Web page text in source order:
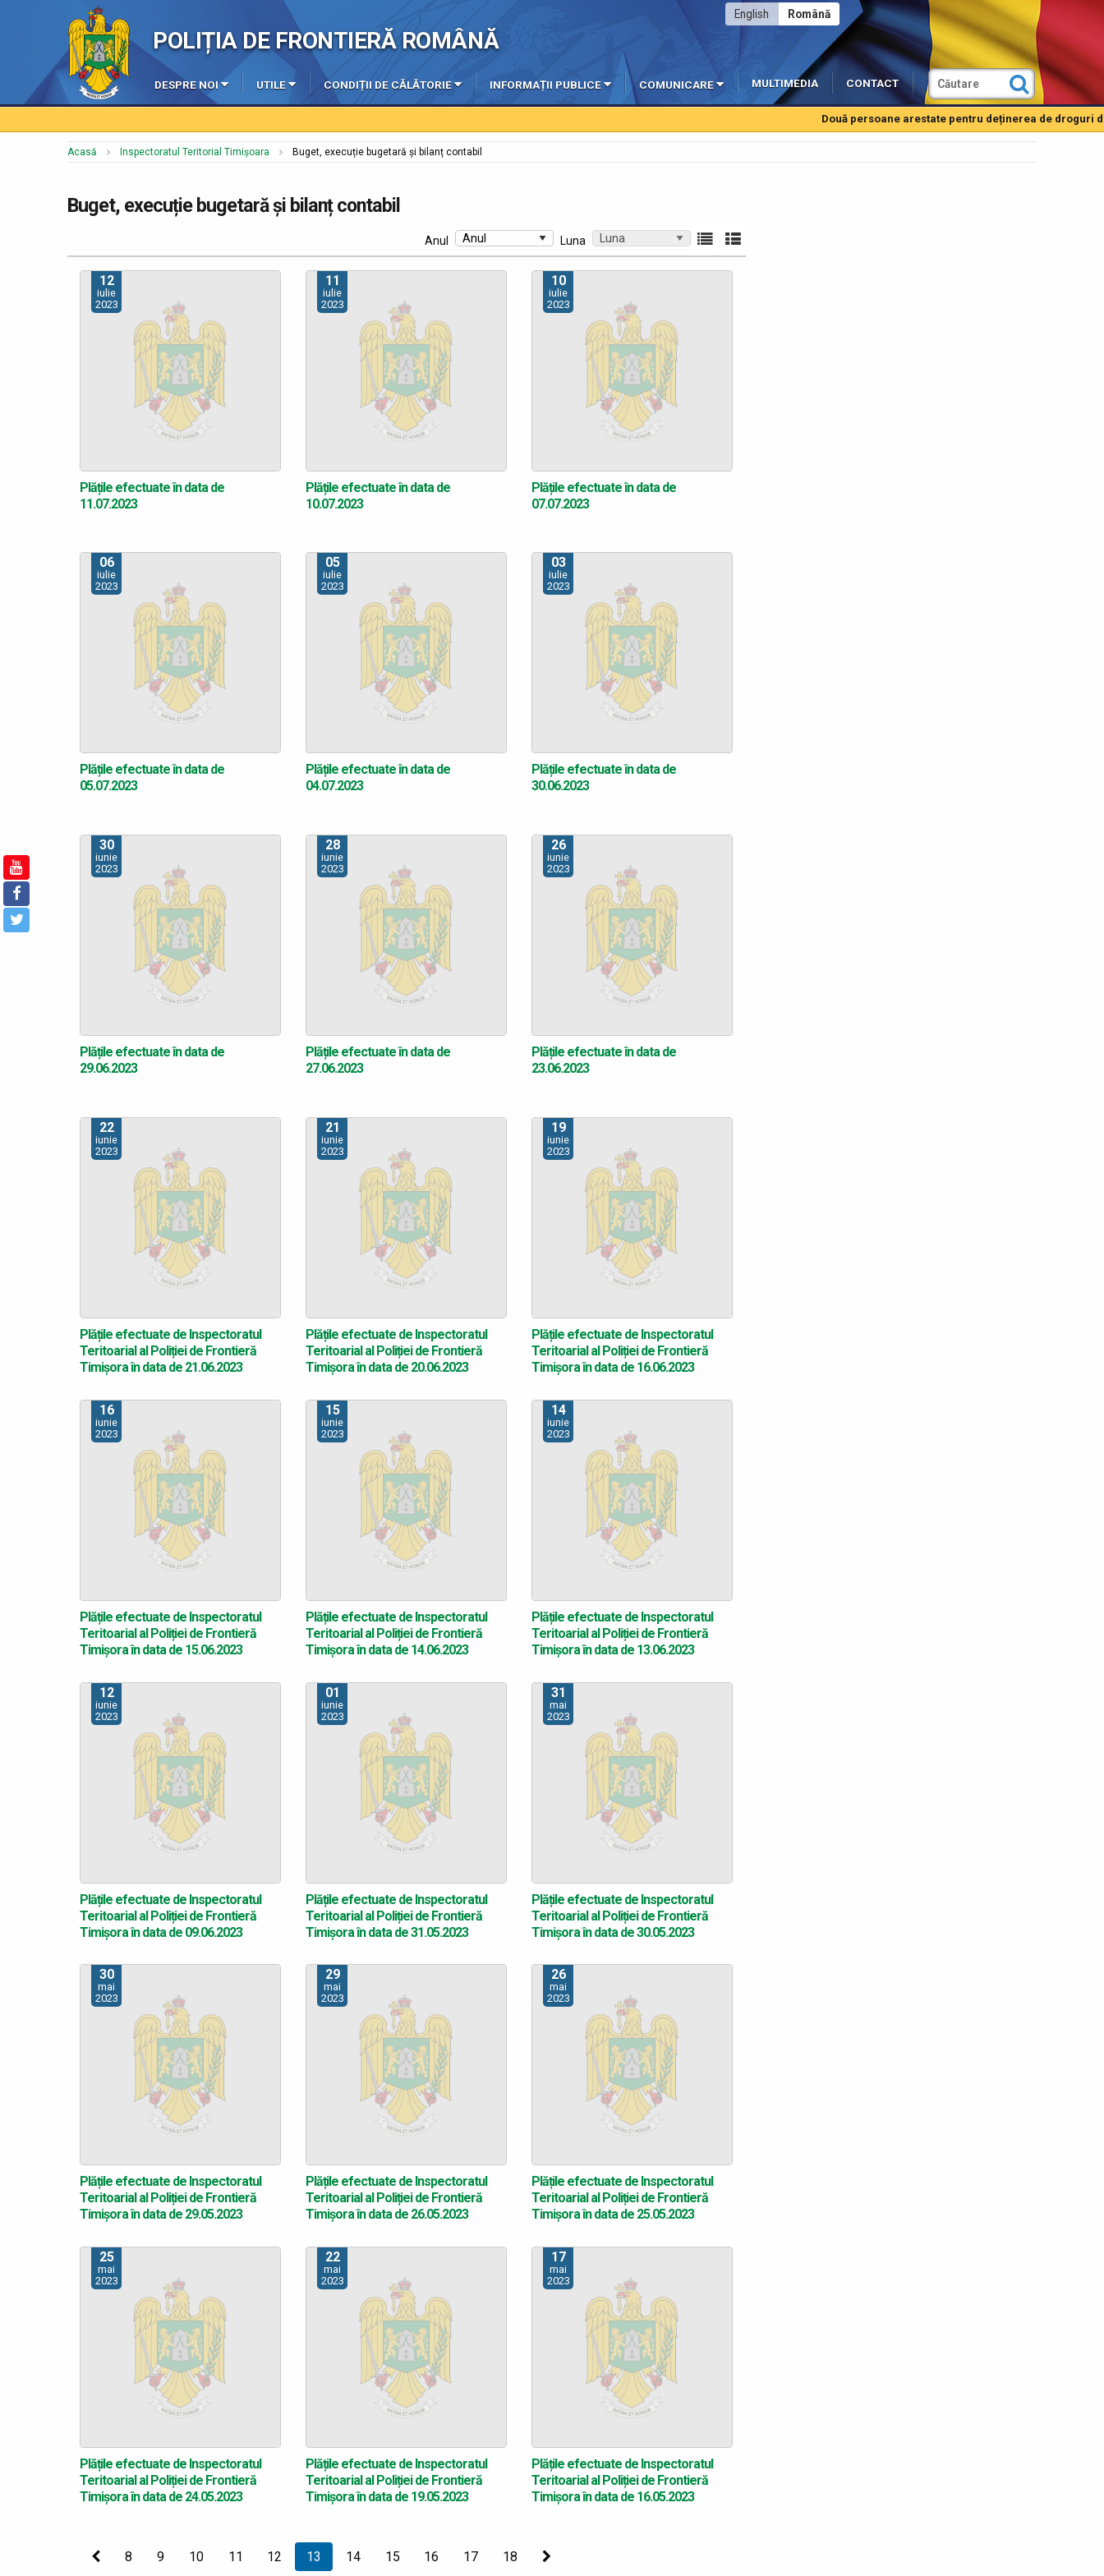
POLIȚIA DE FRONTIERĂ ROMÂNĂ
Română
English
DESPRE NOI UTILE CONDIȚII DE CĂLĂTORIE INFORMAȚII PUBLICE COMUNICARE MULTIMEDIA CONTACT
Două persoane arestate pentru deținerea de droguri de mare
Acasă Inspectoratul Teritorial Timișoara Buget, execuție bugetară și bilanț contabil
Buget, execuție bugetară și bilanț contabil
Luna
Anul
12
iulie
2023
Plățile efectuate în data de
11.07.2023
11
iulie
2023
Plățile efectuate în data de
10.07.2023
10
iulie
2023
Plățile efectuate în data de
07.07.2023
06
iulie
2023
Plățile efectuate în data de
05.07.2023
05
iulie
2023
Plățile efectuate în data de
04.07.2023
03
iulie
2023
Plățile efectuate în data de
30.06.2023
30
iunie
2023
Plățile efectuate în data de
29.06.2023
28
iunie
2023
Plățile efectuate în data de
27.06.2023
26
iunie
2023
Plățile efectuate în data de
23.06.2023
22
iunie
2023
Plățile efectuate de Inspectoratul
Teritoarial al Poliției de Frontieră
Timișora în data de 21.06.2023
21
iunie
2023
Plățile efectuate de Inspectoratul
Teritoarial al Poliției de Frontieră
Timișora în data de 20.06.2023
19
iunie
2023
Plățile efectuate de Inspectoratul
Teritoarial al Poliției de Frontieră
Timișora în data de 16.06.2023
16
iunie
2023
Plățile efectuate de Inspectoratul
Teritoarial al Poliției de Frontieră
Timișora în data de 15.06.2023
15
iunie
2023
Plățile efectuate de Inspectoratul
Teritoarial al Poliției de Frontieră
Timișora în data de 14.06.2023
14
iunie
2023
Plățile efectuate de Inspectoratul
Teritoarial al Poliției de Frontieră
Timișora în data de 13.06.2023
12
iunie
2023
Plățile efectuate de Inspectoratul
Teritoarial al Poliției de Frontieră
Timișora în data de 09.06.2023
01
iunie
2023
Plățile efectuate de Inspectoratul
Teritoarial al Poliției de Frontieră
Timișora în data de 31.05.2023
31
mai
2023
Plățile efectuate de Inspectoratul
Teritoarial al Poliției de Frontieră
Timișora în data de 30.05.2023
30
mai
2023
Plățile efectuate de Inspectoratul
Teritoarial al Poliției de Frontieră
Timișora în data de 29.05.2023
29
mai
2023
Plățile efectuate de Inspectoratul
Teritoarial al Poliției de Frontieră
Timișora în data de 26.05.2023
26
mai
2023
Plățile efectuate de Inspectoratul
Teritoarial al Poliției de Frontieră
Timișora în data de 25.05.2023
25
mai
2023
Plățile efectuate de Inspectoratul
Teritoarial al Poliției de Frontieră
Timișora în data de 24.05.2023
22
mai
2023
Plățile efectuate de Inspectoratul
Teritoarial al Poliției de Frontieră
Timișora în data de 19.05.2023
17
mai
2023
Plățile efectuate de Inspectoratul
Teritoarial al Poliției de Frontieră
Timișora în data de 16.05.2023
Precedenta
8 9 10 11 12
Sunteți
13 14 15 16 17 18